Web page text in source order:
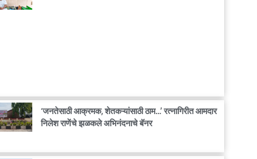
‘जनतेसाठी आक्रमक, शेतकऱ्यांसाठी ठाम…’ रत्नागिरीत आमदार
निलेश राणेंचे झळकले अभिनंदनाचे बॅनर